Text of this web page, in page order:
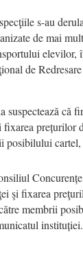
s-au
de mai
elevilor,
de
suspectează că
fixarea prețurilor
posibilului cartel,
şi fixarea
membrii
instituției.